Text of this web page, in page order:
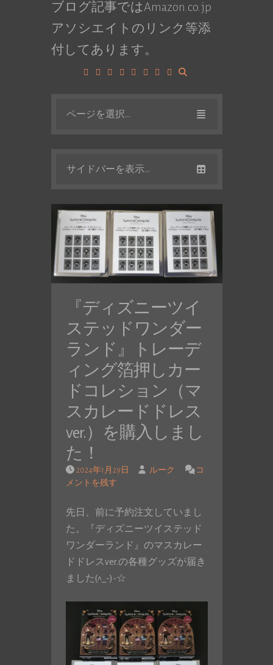
ブログ記事ではAmazon.co.jp
アソシエイトのリンク等添
付してあります。
ページを選択...
サイドバーを表示...
『ディズニーツイ
ステッドワンダー
ランド』トレーデ
ィング箔押しカー
ドコレション（マ
スカレードドレス
ver.）を購入しまし
た！
2024年1月29日 ルーク
コ
メントを残す
先日、前に予約注文していまし
た。『ディズニーツイステッド
ワンダーランド』のマスカレー
ドドレスver.の各種グッズが届き
ました(^_-)-☆